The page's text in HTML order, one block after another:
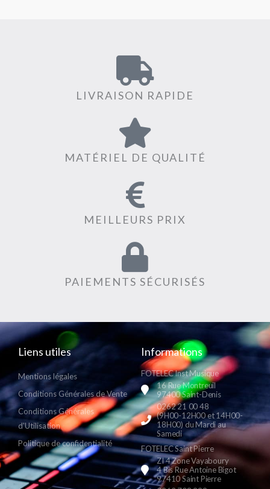
LIVRAISON RAPIDE
MATÉRIEL DE QUALITÉ
MEILLEURS PRIX
PAIEMENTS SÉCURISÉS
Liens utiles
Mentions légales
Conditions Générales de Vente
Conditions Générales
d'Utilisation
Politique de confidentialité
Informations
FOTELEC Inst Musique
16 Rue Montreuil
97400 Saint-Denis
0262 21 00 48
(9H00-12H00 et 14H00-
18H00) du Mardi au
Samedi
FOTELEC Saint Pierre
ZI 4 Zone Vayaboury
4 Bis Rue Antoine Bigot
97410 Saint Pierre